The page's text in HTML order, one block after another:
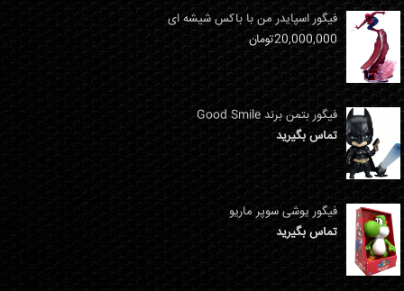
فیگور اسپایدر من با باکس شیشه ای
20,000,000تومان
فیگور بتمن برند Good Smile
تماس بگیرید
فیگور یوشی سوپر ماریو
تماس بگیرید